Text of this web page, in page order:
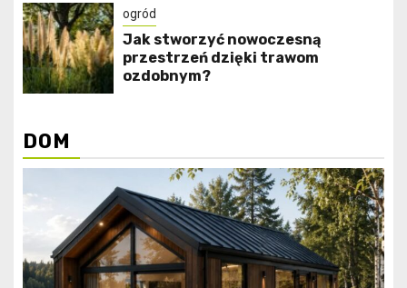
ogród
Jak stworzyć nowoczesną
przestrzeń dzięki trawom
ozdobnym?
DOM